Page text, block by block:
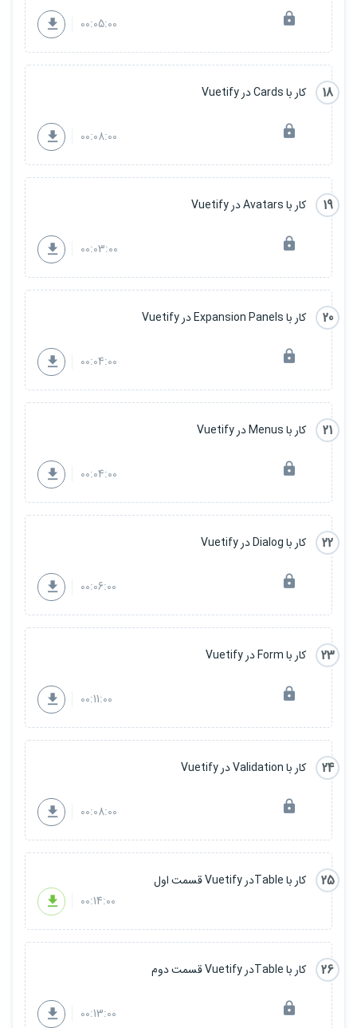
00:05:00
18 کار با Cards در Vuetify
00:08:00
19 کار با Avatars در Vuetify
00:03:00
20 کار با Expansion Panels در Vuetify
00:04:00
21 کار با Menus در Vuetify
00:04:00
22 کار با Dialog در Vuetify
00:06:00
23 کار با Form در Vuetify
00:11:00
24 کار با Validation در Vuetify
00:08:00
25
کار با Tableدر Vuetify قسمت اول
00:14:00
26 کار با Tableدر Vuetify قسمت دوم
00:13:00